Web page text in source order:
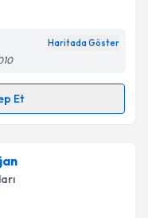
Haritada Göster
Et
randevu
e-posta ile